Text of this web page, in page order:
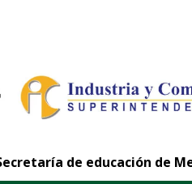
de educación de